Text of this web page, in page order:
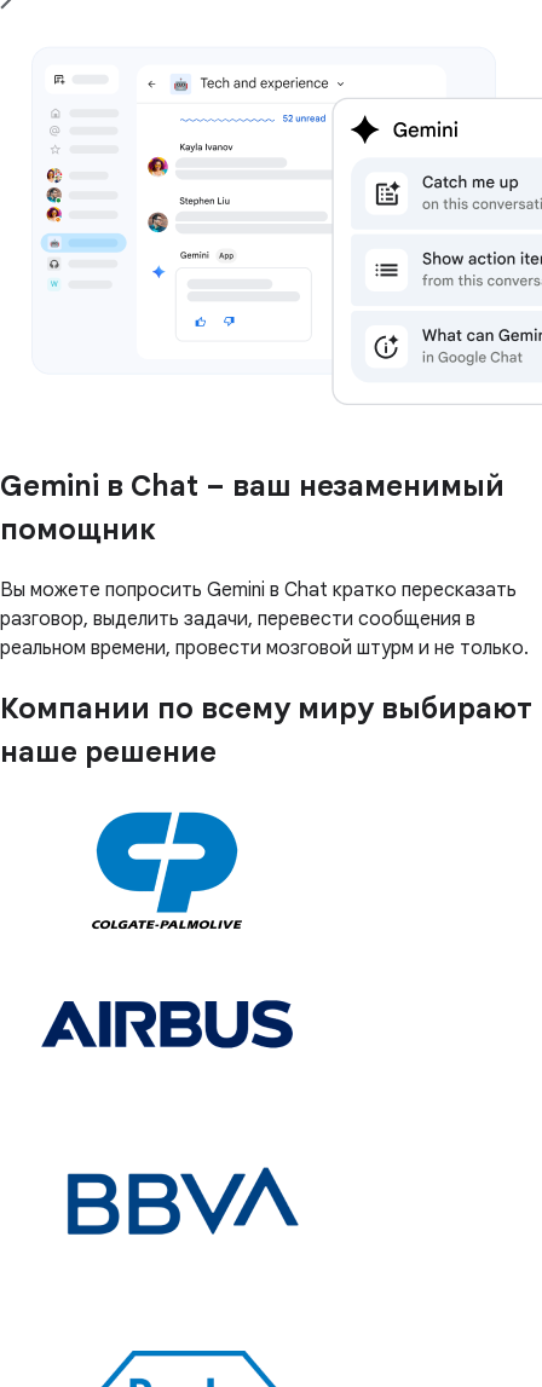
Gemini в Chat – ваш незаменимый
помощник
Вы можете попросить Gemini в Chat кратко пересказать
разговор, выделить задачи, перевести сообщения в
реальном времени, провести мозговой штурм и не только.
Компании по всему миру выбирают
наше решение